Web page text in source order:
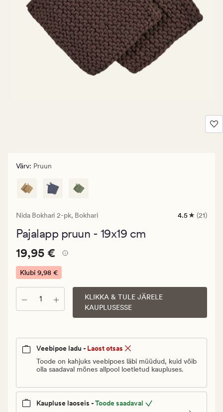
Värv: Pruun
Nida Bokhari 2-pk, Bokhari
21
4.5 (21)
Pajalapp pruun - 19x19 cm
Pris_ee
19,95
€.
Klubi
9,98
€
Pris_ee 19,95 €
19,95 €
Klubi 9,98 €
Kogus
KLIKKA & TULE JÄRELE
KAUPLUSESSE
Veebipoe ladu - Laost otsas
Toode on kahjuks veebipoes läbi müüdud, kuid võib
olla saadaval mõnes allpool loetletud kaupluses.
Kaupluse laoseis -Toode saadaval